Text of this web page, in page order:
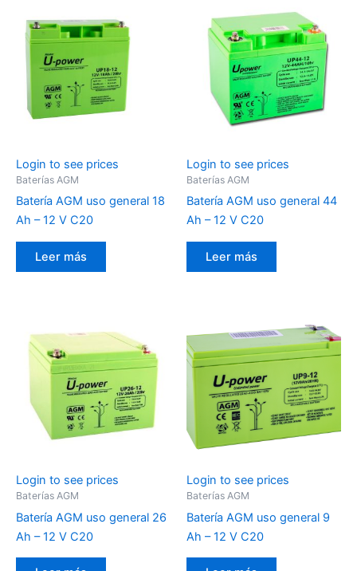
Login to see prices
Baterías AGM
Batería AGM uso general 18
Ah – 12 V C20
Leer más
Login to see prices
Baterías AGM
Batería AGM uso general 44
Ah – 12 V C20
Leer más
Login to see prices
Baterías AGM
Batería AGM uso general 26
Ah – 12 V C20
Login to see prices
Baterías AGM
Batería AGM uso general 9
Ah – 12 V C20